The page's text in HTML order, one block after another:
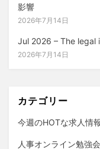
影響
2026年7月14日
Jul 2026 – The legal
2026年7月14日
カテゴリー
今週のHOTな求人情
人事オンライン勉強会